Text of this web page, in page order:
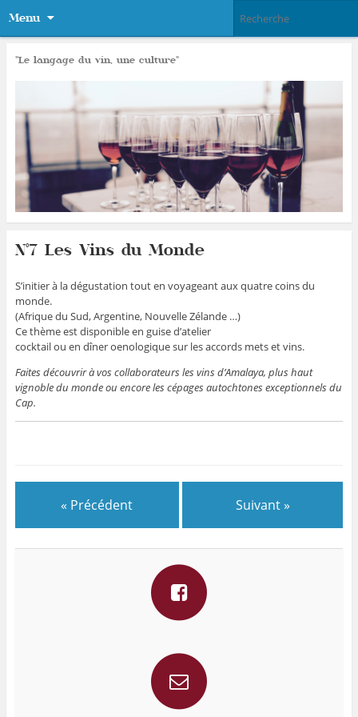
Menu
"Le langage du vin, une culture"
N°7 Les Vins du Monde
S’initier à la dégustation tout en voyageant aux quatre coins du
monde.
(Afrique du Sud, Argentine, Nouvelle Zélande …)
Ce thème est disponible en guise d’atelier
cocktail ou en dîner oenologique sur les accords mets et vins.
Faites découvrir à vos collaborateurs les vins d’Amalaya, plus haut
vignoble du monde ou encore les cépages autochtones exceptionnels du
Cap.
« Précédent Suivant »